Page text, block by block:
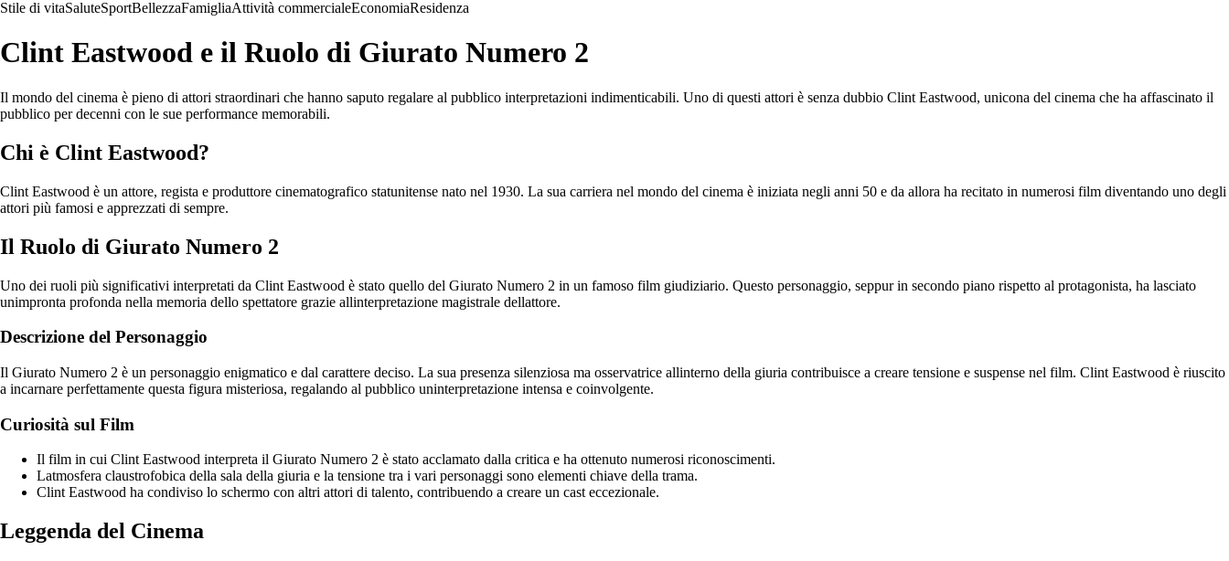
Stile di vitaSaluteSportBellezzaFamigliaAttività commercialeEconomiaResidenza
Clint Eastwood e il Ruolo di Giurato Numero 2
Il mondo del cinema è pieno di attori straordinari che hanno saputo regalare al pubblico interpretazioni indimenticabili. Uno di questi attori è senza dubbio Clint Eastwood, unicona del cinema che ha affascinato il
pubblico per decenni con le sue performance memorabili.
Chi è Clint Eastwood?
Clint Eastwood è un attore, regista e produttore cinematografico statunitense nato nel 1930. La sua carriera nel mondo del cinema è iniziata negli anni 50 e da allora ha recitato in numerosi film diventando uno degli
attori più famosi e apprezzati di sempre.
Il Ruolo di Giurato Numero 2
Uno dei ruoli più significativi interpretati da Clint Eastwood è stato quello del Giurato Numero 2 in un famoso film giudiziario. Questo personaggio, seppur in secondo piano rispetto al protagonista, ha lasciato
unimpronta profonda nella memoria dello spettatore grazie allinterpretazione magistrale dellattore.
Descrizione del Personaggio
Il Giurato Numero 2 è un personaggio enigmatico e dal carattere deciso. La sua presenza silenziosa ma osservatrice allinterno della giuria contribuisce a creare tensione e suspense nel film. Clint Eastwood è riuscito
a incarnare perfettamente questa figura misteriosa, regalando al pubblico uninterpretazione intensa e coinvolgente.
Curiosità sul Film
Il film in cui Clint Eastwood interpreta il Giurato Numero 2 è stato acclamato dalla critica e ha ottenuto numerosi riconoscimenti.
Latmosfera claustrofobica della sala della giuria e la tensione tra i vari personaggi sono elementi chiave della trama.
Clint Eastwood ha condiviso lo schermo con altri attori di talento, contribuendo a creare un cast eccezionale.
Leggenda del Cinema